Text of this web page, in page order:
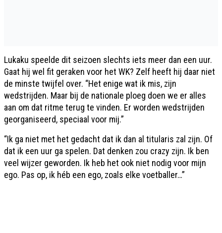
Lukaku speelde dit seizoen slechts iets meer dan een uur.
Gaat hij wel fit geraken voor het WK? Zelf heeft hij daar niet
de minste twijfel over. “Het enige wat ik mis, zijn
wedstrijden. Maar bij de nationale ploeg doen we er alles
aan om dat ritme terug te vinden. Er worden wedstrijden
georganiseerd, speciaal voor mij.”
“Ik ga niet met het gedacht dat ik dan al titularis zal zijn. Of
dat ik een uur ga spelen. Dat denken zou crazy zijn. Ik ben
veel wijzer geworden. Ik heb het ook niet nodig voor mijn
ego. Pas op, ik héb een ego, zoals elke voetballer…”